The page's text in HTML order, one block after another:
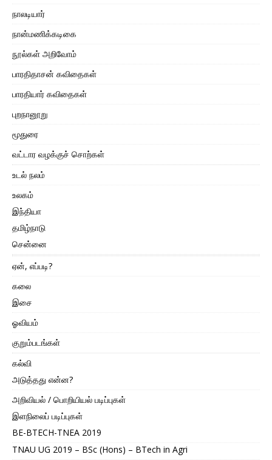
நாலடியார்
நான்மணிக்கடிகை
நூல்கள் அறிவோம்
பாரதிதாசன் கவிதைகள்
பாரதியார் கவிதைகள்
புறநானூறு
மூதுரை
வட்டார வழக்குச் சொற்கள்
உடல் நலம்
உலகம்
இந்தியா
தமிழ்நாடு
சென்னை
ஏன், எப்படி?
கலை
இசை
ஓவியம்
குறும்படங்கள்
கல்வி
அடுத்தது என்ன?
அறிவியல் / பொறியியல் படிப்புகள்
இளநிலைப் படிப்புகள்
BE-BTECH-TNEA 2019
TNAU UG 2019 – BSc (Hons) – BTech in Agri